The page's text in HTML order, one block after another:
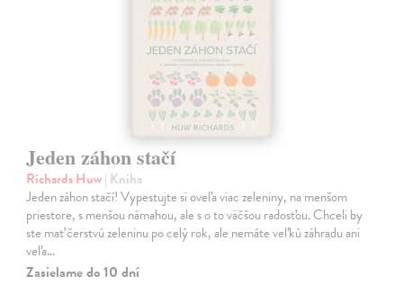
Jeden záhon stačí
Richards Huw| Kniha
Jeden záhon stačí! Vypestujte si oveľa viac zeleniny, na menšom
priestore, s menšou námahou, ale s o to väčšou radosťou. Chceli by
ste mať čerstvú zeleninu po celý rok, ale nemáte veľkú záhradu ani
veľa…
Zasielame do 10 dní